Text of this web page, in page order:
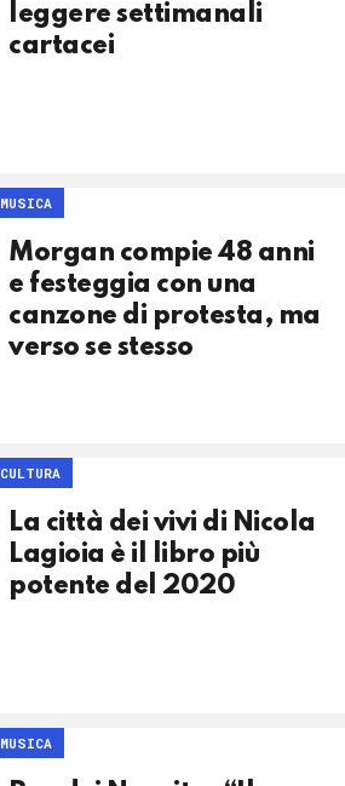
leggere settimanali
cartacei
MUSICA
Morgan compie 48 anni
e festeggia con una
canzone di protesta, ma
verso se stesso
CULTURA
La città dei vivi di Nicola
Lagioia è il libro più
potente del 2020
MUSICA